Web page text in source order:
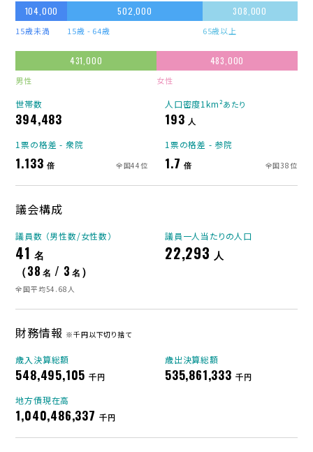
104,000
15歳未満
502,000
15歳 - 64歳
308,000
65歳以上
431,000
男性
483,000
女性
世帯数
394,483
人口密度1km²あたり
193 人
1票の格差 - 衆院
1.133 倍 全国44位
1票の格差 - 参院
1.7 倍 全国38位
議会構成
議員数 （男性数/女性数）
41 名
（38 名 / 3 名 ）
全国平均54.68人
議員一人当たりの人口
22,293 人
財務情報 ※千円以下切り捨て
歳入決算総額
548,495,105 千円
歳出決算総額
535,861,333 千円
地方債現在高
1,040,486,337 千円